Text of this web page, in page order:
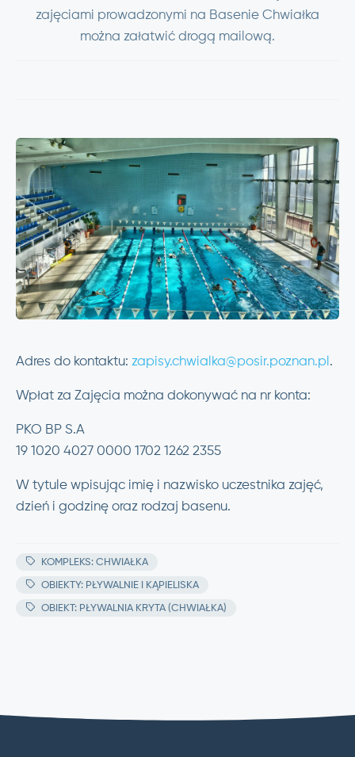
zajęciami prowadzonymi na Basenie Chwiałka
można załatwić drogą mailową.
Adres do kontaktu: zapisy.chwialka@posir.poznan.pl .
Wpłat za Zajęcia można dokonywać na nr konta:
PKO BP S.A
19 1020 4027 0000 1702 1262 2355
W tytule wpisując imię i nazwisko uczestnika zajęć,
dzień i godzinę oraz rodzaj basenu.
KOMPLEKS: CHWIAŁKA
OBIEKTY: PŁYWALNIE I KĄPIELISKA
OBIEKT: PŁYWALNIA KRYTA (CHWIAŁKA)